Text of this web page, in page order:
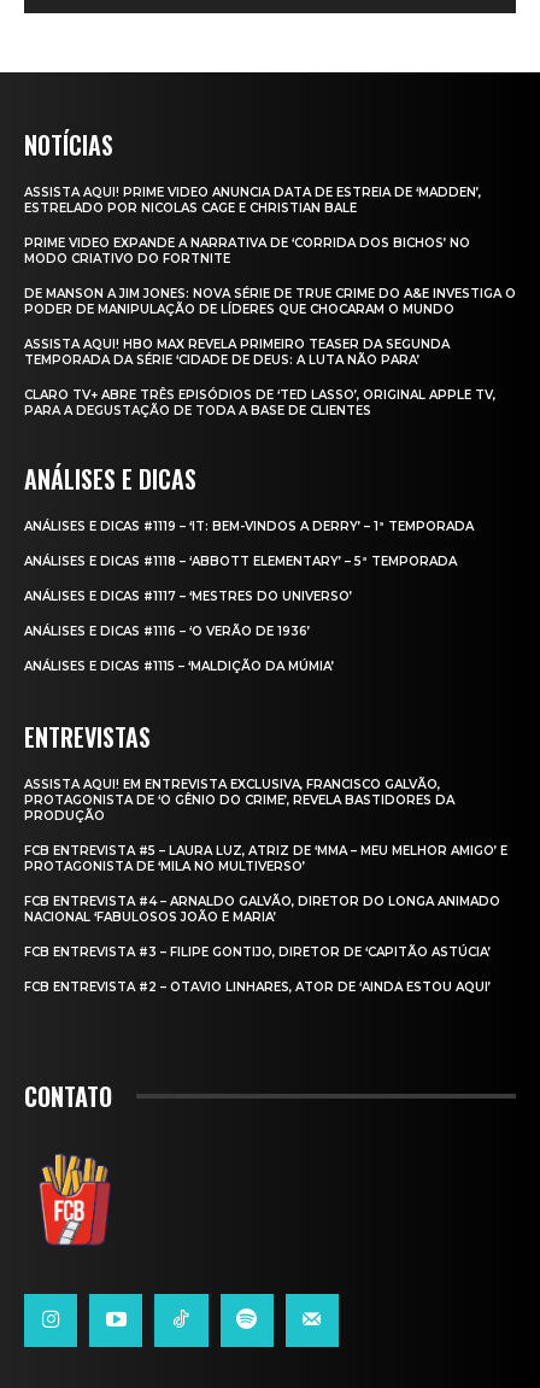
NOTÍCIAS
ASSISTA AQUI! PRIME VIDEO ANUNCIA DATA DE ESTREIA DE ‘MADDEN’,
ESTRELADO POR NICOLAS CAGE E CHRISTIAN BALE
PRIME VIDEO EXPANDE A NARRATIVA DE ‘CORRIDA DOS BICHOS’ NO
MODO CRIATIVO DO FORTNITE
DE MANSON A JIM JONES: NOVA SÉRIE DE TRUE CRIME DO A&E INVESTIGA O
PODER DE MANIPULAÇÃO DE LÍDERES QUE CHOCARAM O MUNDO
ASSISTA AQUI! HBO MAX REVELA PRIMEIRO TEASER DA SEGUNDA
TEMPORADA DA SÉRIE ‘CIDADE DE DEUS: A LUTA NÃO PARA’
CLARO TV+ ABRE TRÊS EPISÓDIOS DE ‘TED LASSO’, ORIGINAL APPLE TV,
PARA A DEGUSTAÇÃO DE TODA A BASE DE CLIENTES
ANÁLISES E DICAS
ANÁLISES E DICAS #1119 – ‘IT: BEM-VINDOS A DERRY’ – 1ª TEMPORADA
ANÁLISES E DICAS #1118 – ‘ABBOTT ELEMENTARY’ – 5ª TEMPORADA
ANÁLISES E DICAS #1117 – ‘MESTRES DO UNIVERSO’
ANÁLISES E DICAS #1116 – ‘O VERÃO DE 1936’
ANÁLISES E DICAS #1115 – ‘MALDIÇÃO DA MÚMIA’
ENTREVISTAS
ASSISTA AQUI! EM ENTREVISTA EXCLUSIVA, FRANCISCO GALVÃO,
PROTAGONISTA DE ‘O GÊNIO DO CRIME’, REVELA BASTIDORES DA
PRODUÇÃO
FCB ENTREVISTA #5 – LAURA LUZ, ATRIZ DE ‘MMA – MEU MELHOR AMIGO’ E
PROTAGONISTA DE ‘MILA NO MULTIVERSO’
FCB ENTREVISTA #4 – ARNALDO GALVÃO, DIRETOR DO LONGA ANIMADO
NACIONAL ‘FABULOSOS JOÃO E MARIA’
FCB ENTREVISTA #3 – FILIPE GONTIJO, DIRETOR DE ‘CAPITÃO ASTÚCIA’
FCB ENTREVISTA #2 – OTAVIO LINHARES, ATOR DE ‘AINDA ESTOU AQUI’
CONTATO